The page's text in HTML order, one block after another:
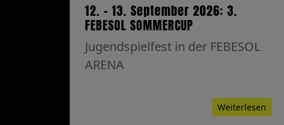
12. - 13. September 2026: 3.
FEBESOL SOMMERCUP
Jugendspielfest in der FEBESOL
ARENA
Weiterlesen